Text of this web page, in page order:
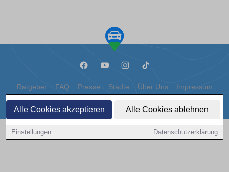
Alle Cookies akzeptieren Alle Cookies ablehnen
Einstellungen Datenschutzerklärung
Ratgeber FAQ Presse Städte Über Uns Impressum
Datenschutz Cookies
Copyright © 2000 - 2026 | 1A Infosysteme GmbH | Content by: 1a-sites-autos